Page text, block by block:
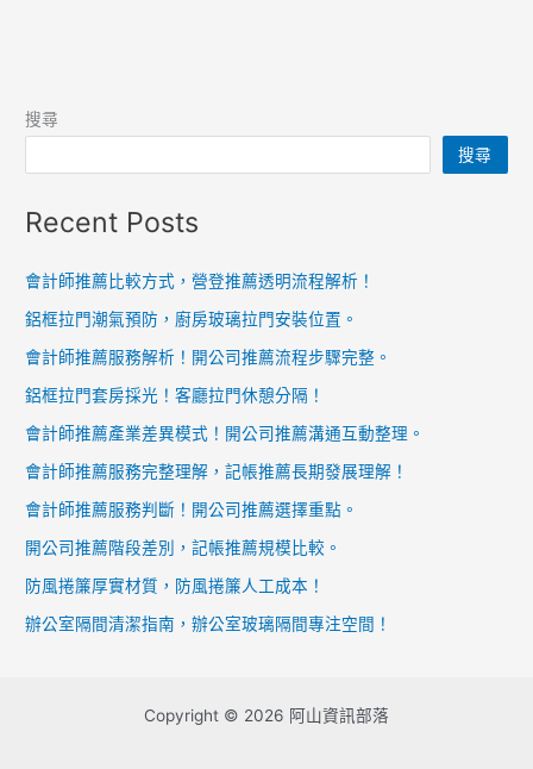
搜尋
搜尋
Recent Posts
會計師推薦比較方式，營登推薦透明流程解析！
鋁框拉門潮氣預防，廚房玻璃拉門安裝位置。
會計師推薦服務解析！開公司推薦流程步驟完整。
鋁框拉門套房採光！客廳拉門休憩分隔！
會計師推薦產業差異模式！開公司推薦溝通互動整理。
會計師推薦服務完整理解，記帳推薦長期發展理解！
會計師推薦服務判斷！開公司推薦選擇重點。
開公司推薦階段差別，記帳推薦規模比較。
防風捲簾厚實材質，防風捲簾人工成本！
辦公室隔間清潔指南，辦公室玻璃隔間專注空間！
Copyright © 2026 阿山資訊部落